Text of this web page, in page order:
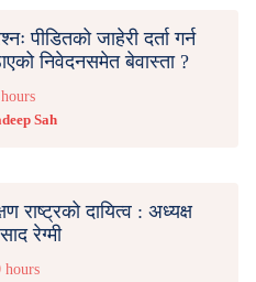
पीडितको जाहेरी दर्ता गर्न
निवेदनसमेत बेवास्ता ?
Sah
राष्ट्रको दायित्व : अध्यक्ष
रेग्मी
hours